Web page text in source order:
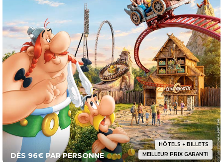
DÈS 96€ PAR PERSONNE
HÔTELS + BILLETS
MEILLEUR PRIX GARANTI